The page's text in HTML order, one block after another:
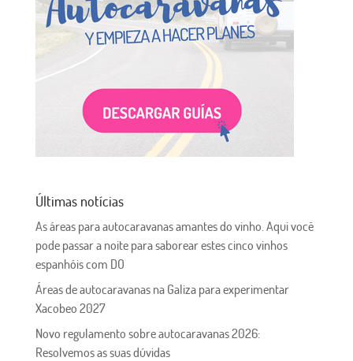
Últimas notícias
As áreas para autocaravanas amantes do vinho. Aqui você
pode passar a noite para saborear estes cinco vinhos
espanhóis com DO
Áreas de autocaravanas na Galiza para experimentar
Xacobeo 2027
Novo regulamento sobre autocaravanas 2026:
Resolvemos as suas dúvidas